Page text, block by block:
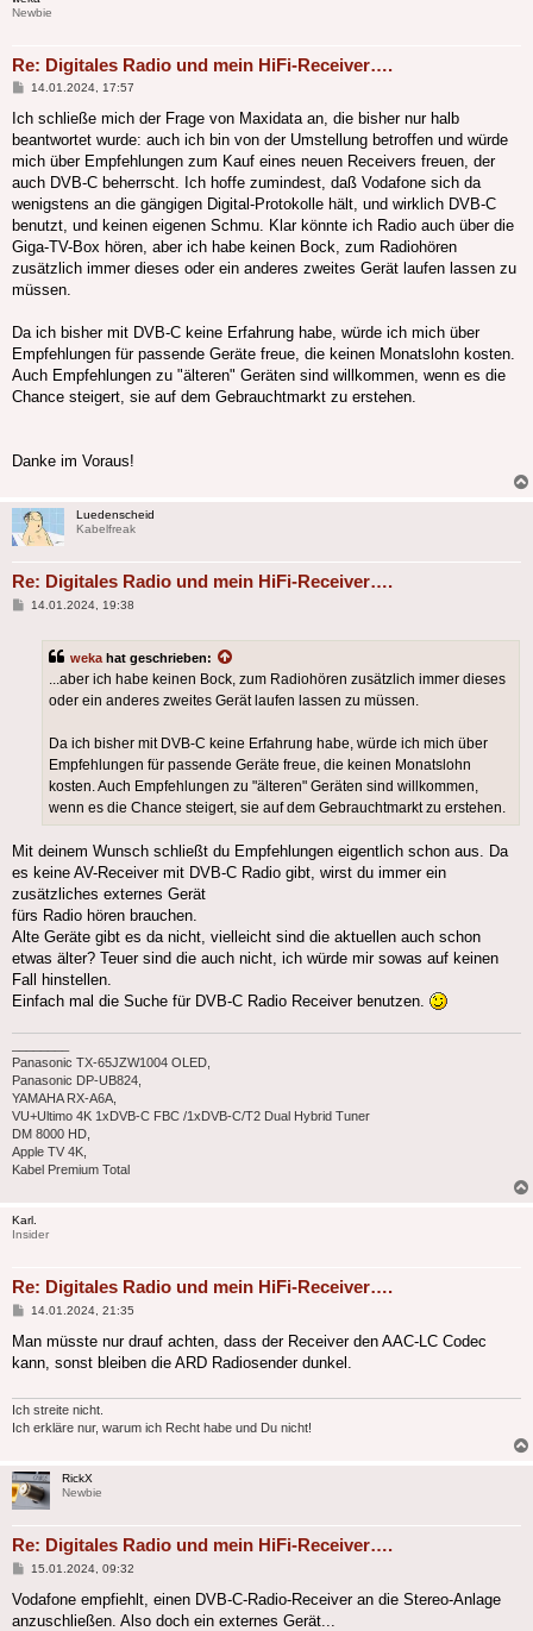
Newbie
Re: Digitales Radio und mein HiFi-Receiver….
Beitrag
14.01.2024, 17:57
Ich schließe mich der Frage von Maxidata an, die bisher nur halb
beantwortet wurde: auch ich bin von der Umstellung betroffen und würde
mich über Empfehlungen zum Kauf eines neuen Receivers freuen, der
auch DVB-C beherrscht. Ich hoffe zumindest, daß Vodafone sich da
wenigstens an die gängigen Digital-Protokolle hält, und wirklich DVB-C
benutzt, und keinen eigenen Schmu. Klar könnte ich Radio auch über die
Giga-TV-Box hören, aber ich habe keinen Bock, zum Radiohören
zusätzlich immer dieses oder ein anderes zweites Gerät laufen lassen zu
müssen.
Da ich bisher mit DVB-C keine Erfahrung habe, würde ich mich über
Empfehlungen für passende Geräte freue, die keinen Monatslohn kosten.
Auch Empfehlungen zu "älteren" Geräten sind willkommen, wenn es die
Chance steigert, sie auf dem Gebrauchtmarkt zu erstehen.
Danke im Voraus!
Luedenscheid
Kabelfreak
Re: Digitales Radio und mein HiFi-Receiver….
Beitrag
14.01.2024, 19:38
weka hat geschrieben:
...aber ich habe keinen Bock, zum Radiohören zusätzlich immer dieses
oder ein anderes zweites Gerät laufen lassen zu müssen.
Da ich bisher mit DVB-C keine Erfahrung habe, würde ich mich über
Empfehlungen für passende Geräte freue, die keinen Monatslohn
kosten. Auch Empfehlungen zu "älteren" Geräten sind willkommen,
wenn es die Chance steigert, sie auf dem Gebrauchtmarkt zu erstehen.
Mit deinem Wunsch schließt du Empfehlungen eigentlich schon aus. Da
es keine AV-Receiver mit DVB-C Radio gibt, wirst du immer ein
zusätzliches externes Gerät
fürs Radio hören brauchen.
Alte Geräte gibt es da nicht, vielleicht sind die aktuellen auch schon
etwas älter? Teuer sind die auch nicht, ich würde mir sowas auf keinen
Fall hinstellen.
Einfach mal die Suche für DVB-C Radio Receiver benutzen.
Panasonic TX-65JZW1004 OLED,
Panasonic DP-UB824,
YAMAHA RX-A6A,
VU+Ultimo 4K 1xDVB-C FBC /1xDVB-C/T2 Dual Hybrid Tuner
DM 8000 HD,
Apple TV 4K,
Kabel Premium Total
Karl.
Insider
Re: Digitales Radio und mein HiFi-Receiver….
Beitrag
14.01.2024, 21:35
Man müsste nur drauf achten, dass der Receiver den AAC-LC Codec
kann, sonst bleiben die ARD Radiosender dunkel.
Ich streite nicht.
Ich erkläre nur, warum ich Recht habe und Du nicht!
RickX
Newbie
Re: Digitales Radio und mein HiFi-Receiver….
Beitrag
15.01.2024, 09:32
Vodafone empfiehlt, einen DVB-C-Radio-Receiver an die Stereo-Anlage
anzuschließen. Also doch ein externes Gerät...